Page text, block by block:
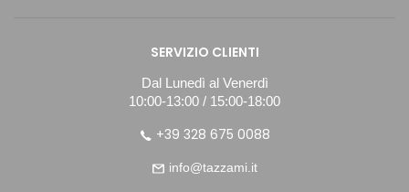
SERVIZIO CLIENTI
Dal Lunedì al Venerdì
10:00-13:00 / 15:00-18:00
+39 328 675 0088
info@tazzami.it